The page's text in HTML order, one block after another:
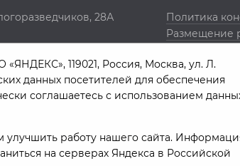
28А
Политика
Размещение
119021, Россия, Москва, ул. Л.
данных посетителей для обеспечения
соглашаетесь с использованием
работу нашего сайта.
на серверах Яндекса в Российской